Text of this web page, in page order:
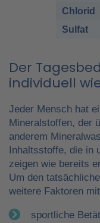
Chlorid
Sulfat
Der
individuell
Jeder Mensch hat
Mineralstoffen, der
anderem
Inhaltsstoffe, die in
zeigen wie bereits
Um den
weitere Faktoren
sportliche